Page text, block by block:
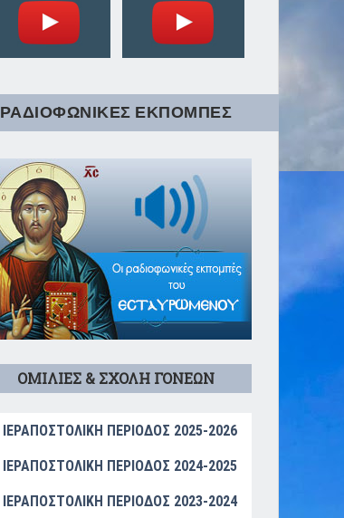
ΡΑΔΙΟΦΩΝΙΚΕΣ ΕΚΠΟΜΠΕΣ
ΟΜΙΛΙΕΣ & ΣΧΟΛΗ ΓΟΝΕΩΝ
ΙΕΡΑΠΟΣΤΟΛΙΚΗ ΠΕΡΙΟΔΟΣ 2025-2026
ΙΕΡΑΠΟΣΤΟΛΙΚΗ ΠΕΡΙΟΔΟΣ 2024-2025
ΙΕΡΑΠΟΣΤΟΛΙΚΗ ΠΕΡΙΟΔΟΣ 2023-2024